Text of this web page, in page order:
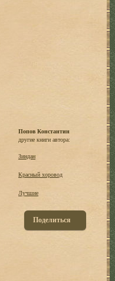
Попов Константин
другие книги автора:
Зиндан
Красный хоровод
Лучшие
Поделиться